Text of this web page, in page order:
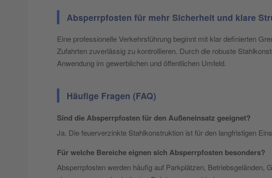
Absperrpfosten für mehr Sicherheit und klare
Eine professionelle Verkehrsführung beginnt mit klar definierten
Zufahrten zuverlässig zu kontrollieren. Durch die robuste
Anwendung im gewerblichen und öffentlichen Umfeld.
Häufige Fragen (FAQ)
Sind die Absperrpfosten für den Außeneinsatz geeignet?
Ja. Die feuerverzinkte Stahlkonstruktion ist für den langfristigen
Für welche Bereiche eignen sich Absperrpfosten besonders?
Absperrpfosten werden häufig auf Parkplätzen,